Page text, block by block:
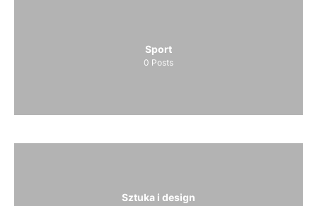
Sport
0 Posts
Sztuka i design